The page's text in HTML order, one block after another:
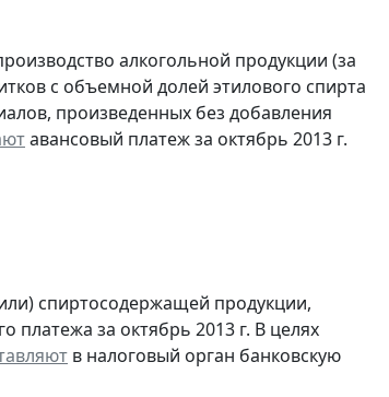
алкогольной продукции (за
с объемной долей этилового спирта
произведенных без добавления
авансовый платеж за октябрь 2013 г.
спиртосодержащей продукции,
платежа за октябрь 2013 г. В целях
в налоговый орган банковскую